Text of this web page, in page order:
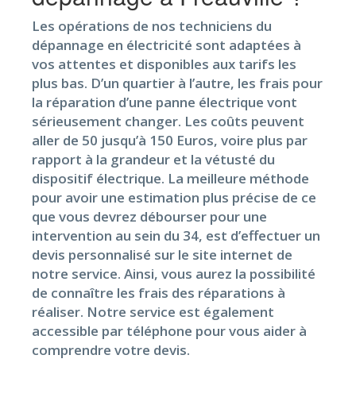
Les opérations de nos techniciens du
dépannage en électricité sont adaptées à
vos attentes et disponibles aux tarifs les
plus bas. D’un quartier à l’autre, les frais pour
la réparation d’une panne électrique vont
sérieusement changer. Les coûts peuvent
aller de 50 jusqu’à 150 Euros, voire plus par
rapport à la grandeur et la vétusté du
dispositif électrique. La meilleure méthode
pour avoir une estimation plus précise de ce
que vous devrez débourser pour une
intervention au sein du 34, est d’effectuer un
devis personnalisé sur le site internet de
notre service. Ainsi, vous aurez la possibilité
de connaître les frais des réparations à
réaliser. Notre service est également
accessible par téléphone pour vous aider à
comprendre votre devis.